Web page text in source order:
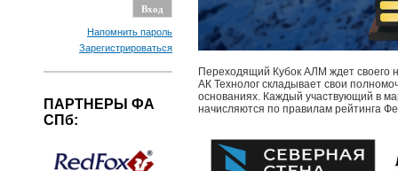
Напомнить пароль
Зарегистрироваться
ПАРТНЕРЫ ФА
СПб:
Переходящий Кубок АЛМ ждет своего
АК Технолог складывает свои
основаниях. Каждый участвующий в
начисляются по правилам рейтинга